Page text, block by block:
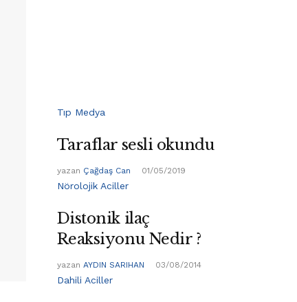
Tıp Medya
Taraflar sesli okundu
yazan Çağdaş Can 01/05/2019
Nörolojik Aciller
Distonik ilaç
Reaksiyonu Nedir ?
yazan AYDIN SARIHAN 03/08/2014
Dahili Aciller